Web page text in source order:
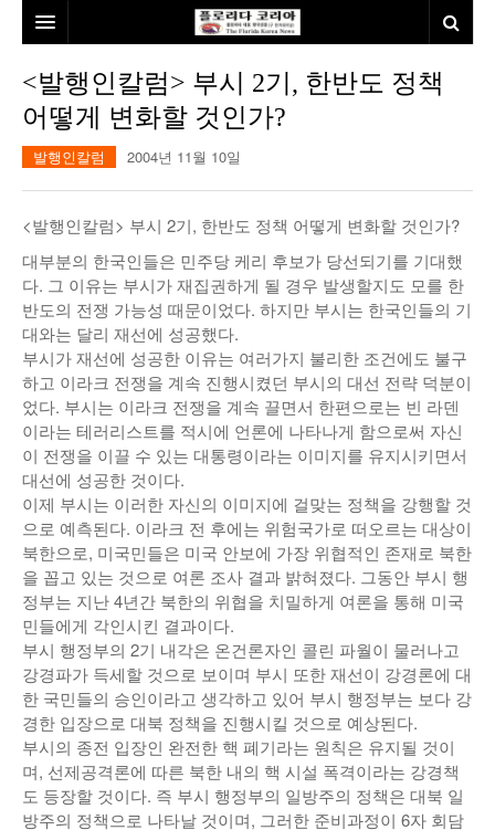
본사소개
뉴스
김명열칼럼
이명덕칼럼
김선옥칼럼
김원동칼럼
본보특집
100인선/독자광장
100인선
독자광장
여행
인근여행지
놀이공원
낚시/비치
골프
인터뷰/탐방
<발행인칼럼> 부시 2기, 한반도 정책
어떻게 변화할 것인가?
발행인칼럼 2004년 11월 10일
<발행인칼럼> 부시 2기, 한반도 정책 어떻게 변화할 것인가?
대부분의 한국인들은 민주당 케리 후보가 당선되기를 기대했
다. 그 이유는 부시가 재집권하게 될 경우 발생할지도 모를 한
반도의 전쟁 가능성 때문이었다. 하지만 부시는 한국인들의 기
대와는 달리 재선에 성공했다.
부시가 재선에 성공한 이유는 여러가지 불리한 조건에도 불구
하고 이라크 전쟁을 계속 진행시켰던 부시의 대선 전략 덕분이
었다. 부시는 이라크 전쟁을 계속 끌면서 한편으로는 빈 라덴
이라는 테러리스트를 적시에 언론에 나타나게 함으로써 자신
이 전쟁을 이끌 수 있는 대통령이라는 이미지를 유지시키면서
대선에 성공한 것이다.
이제 부시는 이러한 자신의 이미지에 걸맞는 정책을 강행할 것
으로 예측된다. 이라크 전 후에는 위험국가로 떠오르는 대상이
북한으로, 미국민들은 미국 안보에 가장 위협적인 존재로 북한
을 꼽고 있는 것으로 여론 조사 결과 밝혀졌다. 그동안 부시 행
정부는 지난 4년간 북한의 위협을 치밀하게 여론을 통해 미국
민들에게 각인시킨 결과이다.
부시 행정부의 2기 내각은 온건론자인 콜린 파월이 물러나고
강경파가 득세할 것으로 보이며 부시 또한 재선이 강경론에 대
한 국민들의 승인이라고 생각하고 있어 부시 행정부는 보다 강
경한 입장으로 대북 정책을 진행시킬 것으로 예상된다.
부시의 종전 입장인 완전한 핵 폐기라는 원칙은 유지될 것이
며, 선제공격론에 따른 북한 내의 핵 시설 폭격이라는 강경책
도 등장할 것이다. 즉 부시 행정부의 일방주의 정책은 대북 일
방주의 정책으로 나타날 것이며, 그러한 준비과정이 6자 회담